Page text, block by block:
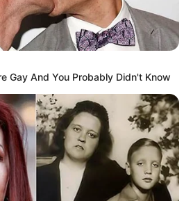
Gay And You Probably Didn't Know